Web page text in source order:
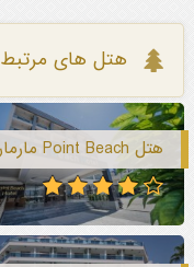
هتل های مرتبط
هتل Point Beach مارماریس